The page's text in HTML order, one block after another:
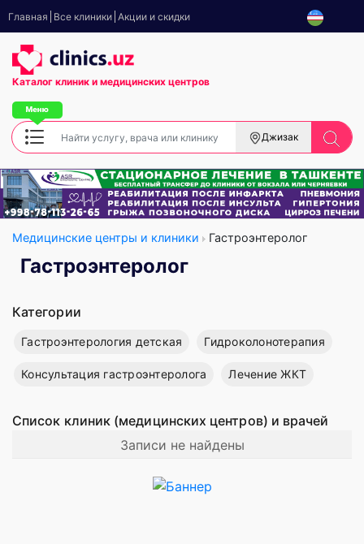
Главная Все клиники Акции и скидки
Каталог клиник и медицинских центров
Джизак
Медицинские центры и клиники Гастроэнтеролог
Гастроэнтеролог
Категории
Гастроэнтерология детская Гидроколонотерапия
Консультация гастроэнтеролога Лечение ЖКТ
Список клиник (медицинских центров) и врачей
Записи не найдены